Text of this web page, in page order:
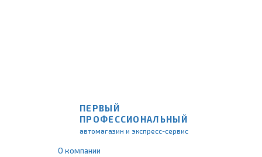
ПЕРВЫЙ
ПРОФЕССИОНАЛЬНЫЙ
автомагазин и экспресс-сервис
О компании